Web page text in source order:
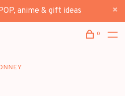
anime & gift ideas
0